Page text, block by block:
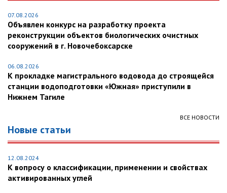
07.08.2026
Объявлен конкурс на разработку проекта
реконструкции объектов биологических очистных
сооружений в г. Новочебоксарске
06.08.2026
К прокладке магистрального водовода до строящейся
станции водоподготовки «Южная» приступили в
Нижнем Тагиле
ВСЕ НОВОСТИ
Новые статьи
12.08.2024
К вопросу о классификации, применении и свойствах
активированных углей